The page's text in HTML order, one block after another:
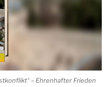
– Ehrenhafter Frieden